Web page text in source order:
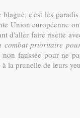
c'est les
Union européenne
d'aller faire risette
combat prioritaire
faussée pour ne
à la prunelle de leurs